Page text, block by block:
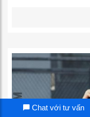
Chat với tư vấn